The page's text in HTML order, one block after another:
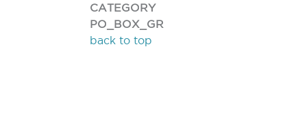
CATEGORY
PO_BOX_GR
back to top